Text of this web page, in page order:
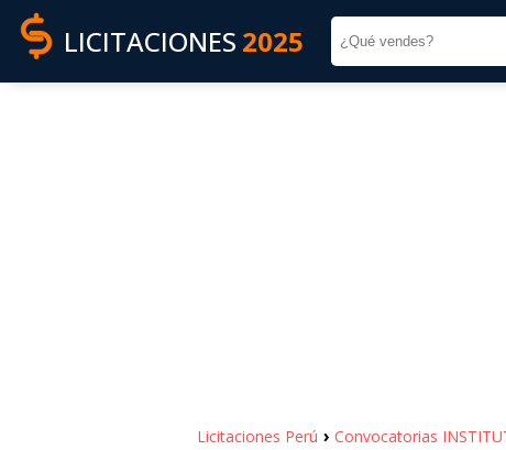
LICITACIONES 2025
Licitaciones Perú › Convocatorias